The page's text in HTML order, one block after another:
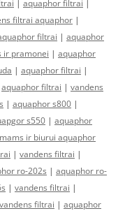
| aquaphor filtrai |
filtrai aquaphor |
filtrai | aquaphor
ir pramonei | aquaphor
| aquaphor filtrai |
aquaphor filtrai | vandens
| aquaphor s800 |
s550 | aquaphor
ir biurui aquaphor
| vandens filtrai |
ro-202s | aquaphor ro-
| vandens filtrai |
filtrai | aquaphor